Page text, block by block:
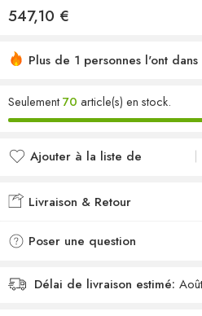
547,10 €
Plus de 1 personnes l'ont
Seulement70 article(s) en stock.
Ajouter à la liste de
Ajouté à la liste de
Livraison & Retour
Poser une question
Délai de livraison estimé: